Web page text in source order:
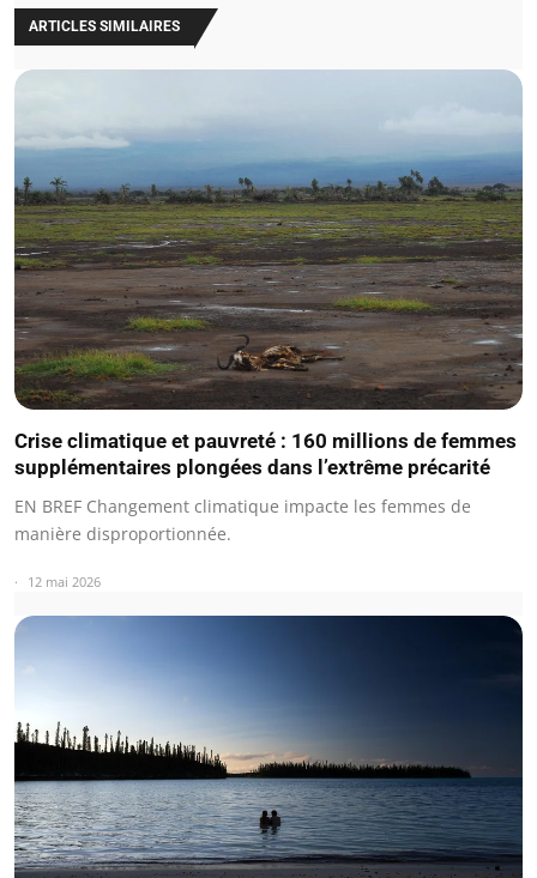
ARTICLES SIMILAIRES
Crise climatique et pauvreté : 160 millions de femmes
supplémentaires plongées dans l’extrême précarité
EN BREF Changement climatique impacte les femmes de
manière disproportionnée.
12 mai 2026